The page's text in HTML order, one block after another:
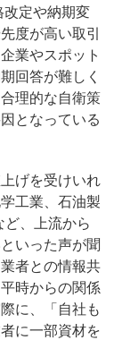
定や納期変
度が高い取引
業やスポット
回答が難しく
理的な自衛策
となっている
げを受けいれ
工業、石油製
、上流から
いった声が聞
者との情報共
時からの関係
に、「自社も
に一部資材を